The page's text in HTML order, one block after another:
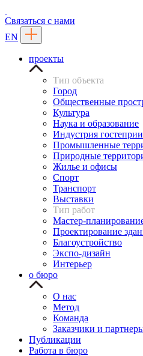
Связаться с нами
EN
проекты
Тип объекта
Город
Общественные
Культура
Наука и образование
Индустрия
Промышленные
Природные
Жилье и офисы
Спорт
Транспорт
Выставки
Тип работ
Мастер-
Проектирование
Благоустройство
Экспо-дизайн
Интерьер
о бюро
О нас
Метод
Команда
Заказчики и
Публикации
Работа в бюро